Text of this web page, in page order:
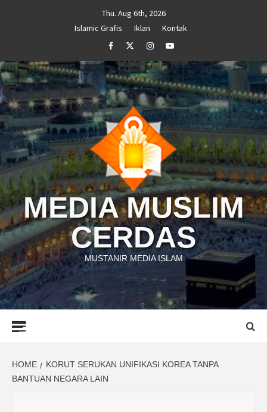
Thu. Aug 6th, 2026
Islamic Grafis
Iklan
Kontak
FacebookTwitterInstagramYoutube
MEDIA MUSLIM
CERDAS
MUSTANIR MEDIA ISLAM
HOME
KORUT SERUKAN UNIFIKASI KOREA TANPA
BANTUAN NEGARA LAIN